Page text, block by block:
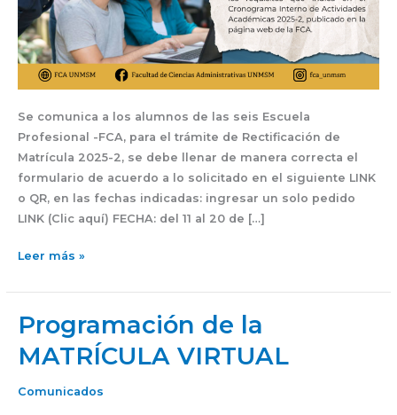
Se comunica a los alumnos de las seis Escuela
Profesional -FCA, para el trámite de Rectificación de
Matrícula 2025-2, se debe llenar de manera correcta el
formulario de acuerdo a lo solicitado en el siguiente LINK
o QR, en las fechas indicadas: ingresar un solo pedido
LINK (Clic aquí) FECHA: del 11 al 20 de […]
Leer más »
Programación de la
MATRÍCULA VIRTUAL
Comunicados
Programación
la